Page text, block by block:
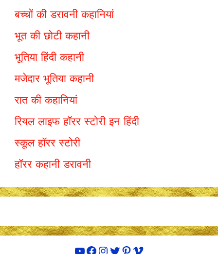
बच्चों की डरावनी कहानियां
भूत की छोटी कहानी
भूतिया हिंदी कहानी
मजेदार भूतिया कहानी
रात की कहानियां
रियल लाइफ हॉरर स्टोरी इन हिंदी
स्कूल हॉरर स्टोरी
हॉरर कहानी डरावनी
YouTube
Facebook
Instagram
Twitter
Pinterest
Vimeo